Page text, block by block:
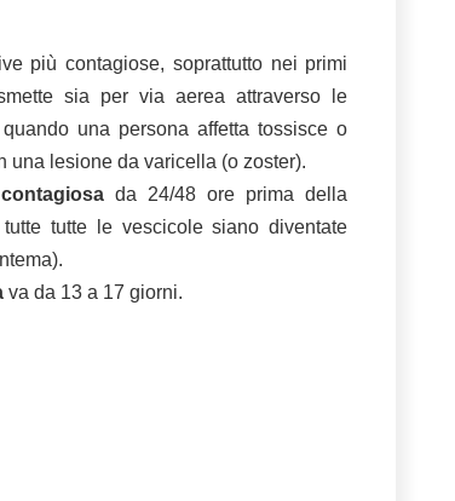
più contagiose, soprattutto nei primi
sia per via aerea attraverso le
una persona affetta tossisce o
una lesione da varicella (o zoster).
da 24/48 ore prima della
tutte le vescicole siano diventate
va da 13 a 17 giorni.